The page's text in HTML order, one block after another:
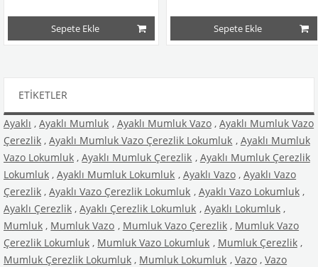
Sepete Ekle Sepete Ekle
ETIKETLER
Ayaklı , Ayaklı Mumluk , Ayaklı Mumluk Vazo , Ayaklı Mumluk Vazo
Çerezlik , Ayaklı Mumluk Vazo Çerezlik Lokumluk , Ayaklı Mumluk
Vazo Lokumluk , Ayaklı Mumluk Çerezlik , Ayaklı Mumluk Çerezlik
Lokumluk , Ayaklı Mumluk Lokumluk , Ayaklı Vazo , Ayaklı Vazo
Çerezlik , Ayaklı Vazo Çerezlik Lokumluk , Ayaklı Vazo Lokumluk ,
Ayaklı Çerezlik , Ayaklı Çerezlik Lokumluk , Ayaklı Lokumluk ,
Mumluk , Mumluk Vazo , Mumluk Vazo Çerezlik , Mumluk Vazo
Çerezlik Lokumluk , Mumluk Vazo Lokumluk , Mumluk Çerezlik ,
Mumluk Çerezlik Lokumluk , Mumluk Lokumluk , Vazo , Vazo